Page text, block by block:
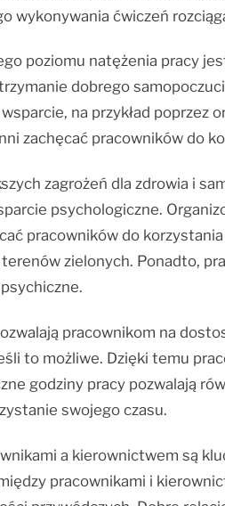
wykonywania ćwiczeń
poziomu natężenia pracy
dobrego
na przykład poprzez
zachęcać pracowników do
zagrożeń dla zdrowia i
psychologiczne.
pracowników do
zielonych. Ponadto,
pracownikom na
to możliwe. Dzięki temu
godziny pracy pozwalają
swojego czasu.
a kierownictwem są
pracownikami i